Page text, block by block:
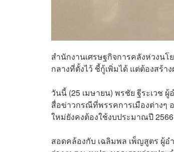
สำนักงานเศรษฐกิจการคลังห่วงนโ
กลางที่ตั้งไว้ ชี้กู้เพิ่มได้ แต่ต้องสร้
วันนี้ (25 เมษายน) พรชัย ฐีระเวช
สื่อข่าวกรณีที่พรรคการเมืองต่างๆ
ใหม่ยังคงต้องใช้งบประมาณปี
สอดคล้องกับ เฉลิมพล เพ็ญสูตร ผู้อ